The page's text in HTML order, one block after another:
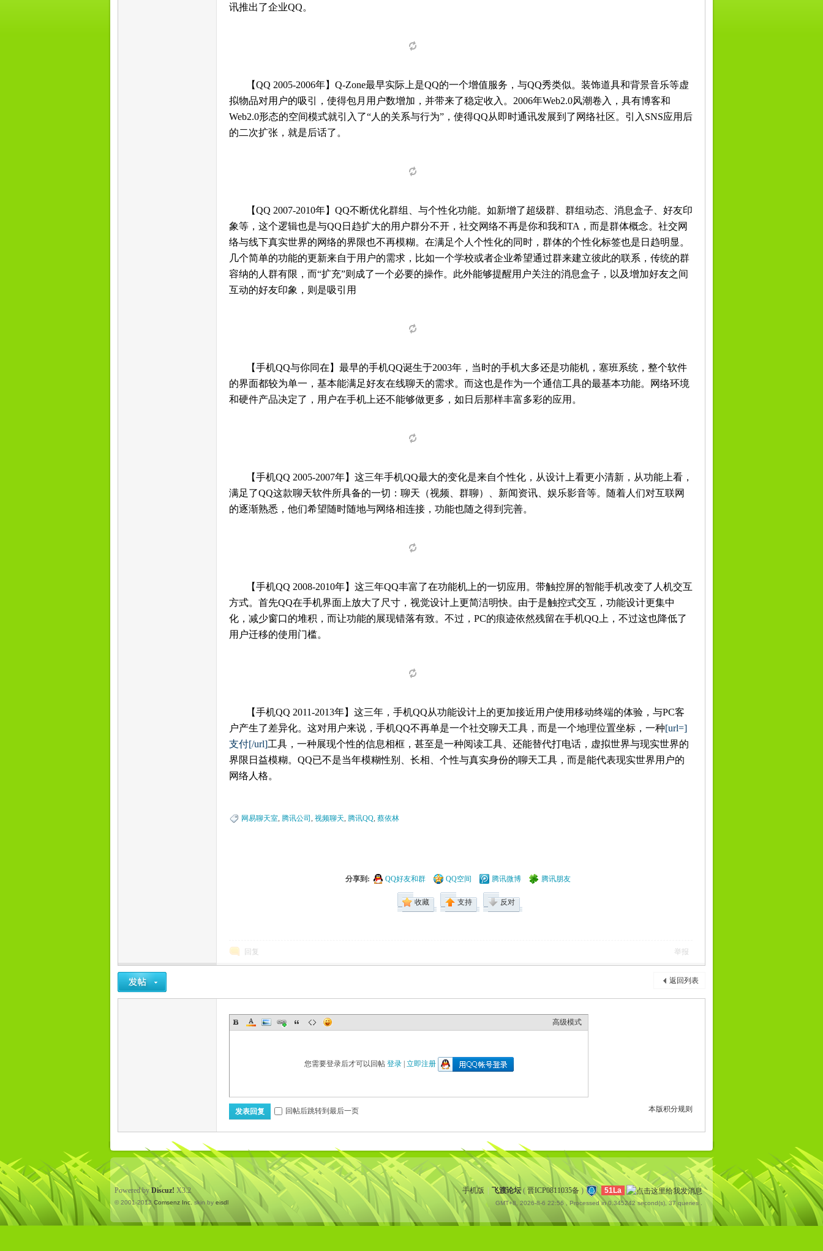
讯推出了企业QQ。
【QQ 2005-2006年】Q-Zone最早实际上是QQ的一个增值服务，与QQ秀类似。装饰道具和背景音乐等虚
拟物品对用户的吸引，使得包月用户数增加，并带来了稳定收入。2006年Web2.0风潮卷入，具有博客和
Web2.0形态的空间模式就引入了“人的关系与行为”，使得QQ从即时通讯发展到了网络社区。引入SNS应用后
的二次扩张，就是后话了。
【QQ 2007-2010年】QQ不断优化群组、与个性化功能。如新增了超级群、群组动态、消息盒子、好友印
象等，这个逻辑也是与QQ日趋扩大的用户群分不开，社交网络不再是你和我和TA，而是群体概念。社交网
络与线下真实世界的网络的界限也不再模糊。在满足个人个性化的同时，群体的个性化标签也是日趋明显。
几个简单的功能的更新来自于用户的需求，比如一个学校或者企业希望通过群来建立彼此的联系，传统的群
容纳的人群有限，而“扩充”则成了一个必要的操作。此外能够提醒用户关注的消息盒子，以及增加好友之间
互动的好友印象，则是吸引用
【手机QQ与你同在】最早的手机QQ诞生于2003年，当时的手机大多还是功能机，塞班系统，整个软件
的界面都较为单一，基本能满足好友在线聊天的需求。而这也是作为一个通信工具的最基本功能。网络环境
和硬件产品决定了，用户在手机上还不能够做更多，如日后那样丰富多彩的应用。
【手机QQ 2005-2007年】这三年手机QQ最大的变化是来自个性化，从设计上看更小清新，从功能上看，
满足了QQ这款聊天软件所具备的一切：聊天（视频、群聊）、新闻资讯、娱乐影音等。随着人们对互联网
的逐渐熟悉，他们希望随时随地与网络相连接，功能也随之得到完善。
【手机QQ 2008-2010年】这三年QQ丰富了在功能机上的一切应用。带触控屏的智能手机改变了人机交互
方式。首先QQ在手机界面上放大了尺寸，视觉设计上更简洁明快。由于是触控式交互，功能设计更集中
化，减少窗口的堆积，而让功能的展现错落有致。不过，PC的痕迹依然残留在手机QQ上，不过这也降低了
用户迁移的使用门槛。
【手机QQ 2011-2013年】这三年，手机QQ从功能设计上的更加接近用户使用移动终端的体验，与PC客
户产生了差异化。这对用户来说，手机QQ不再单是一个社交聊天工具，而是一个地理位置坐标，一种[url=]
支付[/url]工具，一种展现个性的信息相框，甚至是一种阅读工具、还能替代打电话，虚拟世界与现实世界的
界限日益模糊。QQ已不是当年模糊性别、长相、个性与真实身份的聊天工具，而是能代表现实世界用户的
网络人格。
网易聊天室, 腾讯公司 , 视频聊天, 腾讯QQ, 蔡依林
分享到: QQ好友和群 QQ空间 腾讯微博 腾讯朋友
收藏 支持 反对
回复 举报
返回列表
高级模式
您需要登录后才可以回帖 登录| 立即注册
本版积分规则
发表回复 回帖后跳转到最后一页
手机版 飞渡论坛( 晋ICP0811035备 ) 51La
GMT+8, 2026-8-6 22:56 , Processed in 0.345242 second(s), 37 queries .
Powered byDiscuz! X3.2
© 2001-2012Comsenz Inc.skin by eisdl